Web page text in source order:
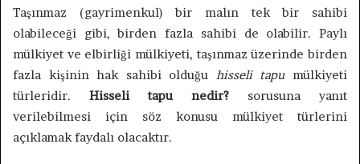
Taşınmaz (gayrimenkul) bir malın tek bir sahibi
olabileceği gibi, birden fazla sahibi de olabilir. Paylı
mülkiyet ve elbirliği mülkiyeti, taşınmaz üzerinde birden
fazla kişinin hak sahibi olduğu
hisseli tapumülkiyeti
türleridir. Hisseli tapu nedir? sorusuna yanıt
verilebilmesi için söz konusu mülkiyet türlerini
açıklamak faydalı olacaktır.